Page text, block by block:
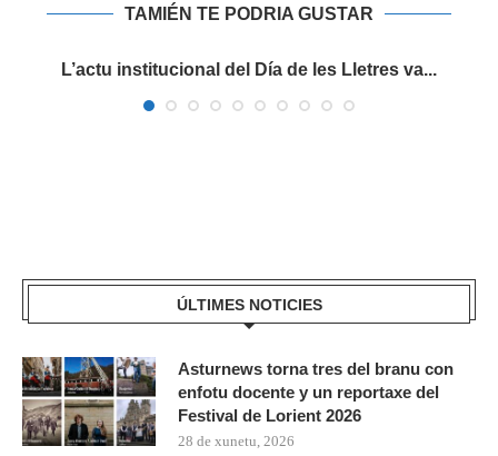
TAMIÉN TE PODRIA GUSTAR
L’actu institucional del Día de les Lletres va...
ÚLTIMES NOTICIES
Asturnews torna tres del branu con
enfotu docente y un reportaxe del
Festival de Lorient 2026
28 de xunetu, 2026